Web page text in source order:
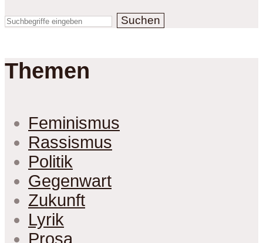
Suchen
Themen
Feminismus
Rassismus
Politik
Gegenwart
Zukunft
Lyrik
Prosa